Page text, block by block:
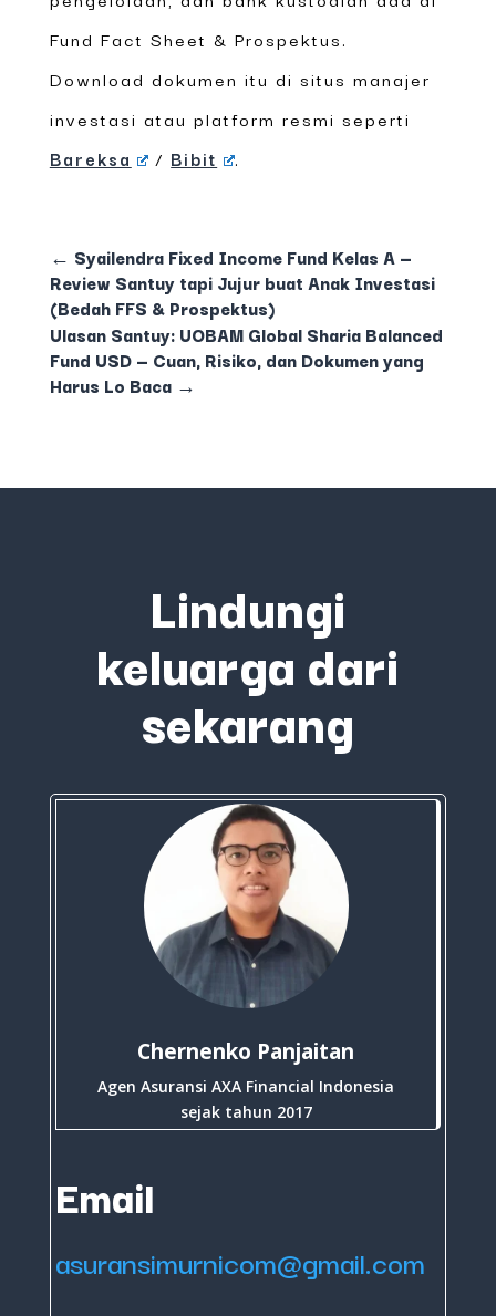
Fund Fact Sheet & Prospektus.
Download dokumen itu di situs manajer
investasi atau platform resmi seperti
Bareksa
/ Bibit .
← Syailendra Fixed Income Fund Kelas A —
Review Santuy tapi Jujur buat Anak Investasi
(Bedah FFS & Prospektus)
Ulasan Santuy: UOBAM Global Sharia Balanced
Fund USD — Cuan, Risiko, dan Dokumen yang
Harus Lo Baca→
Lindungi
keluarga dari
sekarang
Chernenko Panjaitan
Agen Asuransi AXA Financial Indonesia
sejak tahun 2017
Email
asuransimurnicom@gmail.com